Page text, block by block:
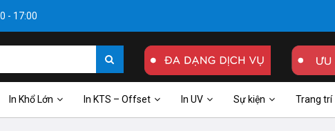
- 17:00
In Khổ Lớn In KTS – Offset In UV Sự kiện Trang trí